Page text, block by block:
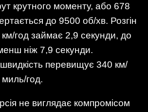
крутного моменту, або 678
до 9500 об/хв. Розгін
год займає 2,9 секунди, до
ніж 7,9 секунди.
перевищує 340 км/
миль/год.
не виглядає компромісом